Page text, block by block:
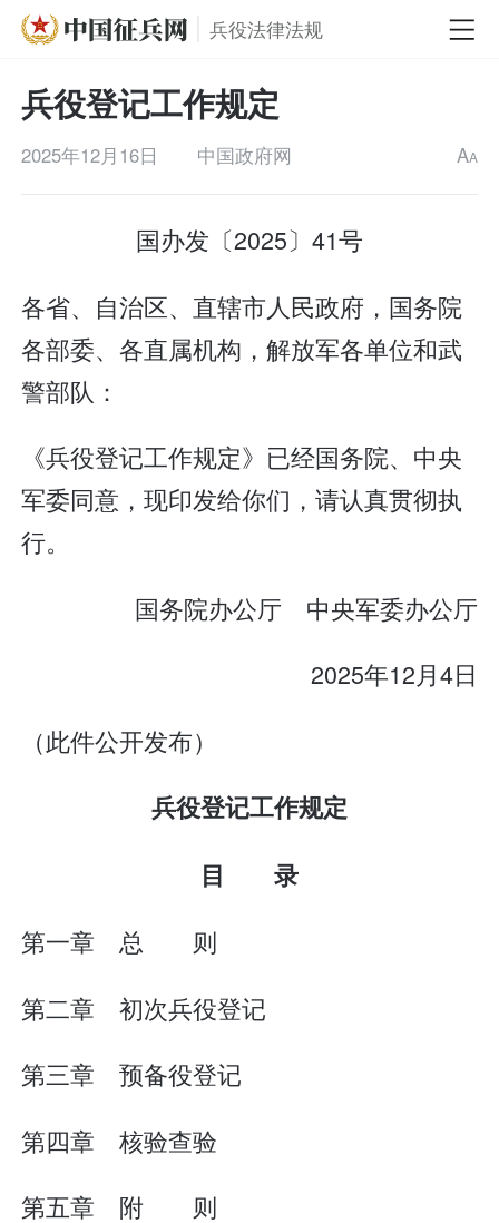
兵役法律法规
兵役登记工作规定
2025年12月16日 中国政府网 AA
国办发〔2025〕41号
各省、自治区、直辖市人民政府，国务院
各部委、各直属机构，解放军各单位和武
警部队：
《兵役登记工作规定》已经国务院、中央
军委同意，现印发给你们，请认真贯彻执
行。
国务院办公厅 中央军委办公厅
2025年12月4日
（此件公开发布）
兵役登记工作规定
目 录
第一章 总 则
第二章 初次兵役登记
第三章 预备役登记
第四章 核验查验
第五章 附 则